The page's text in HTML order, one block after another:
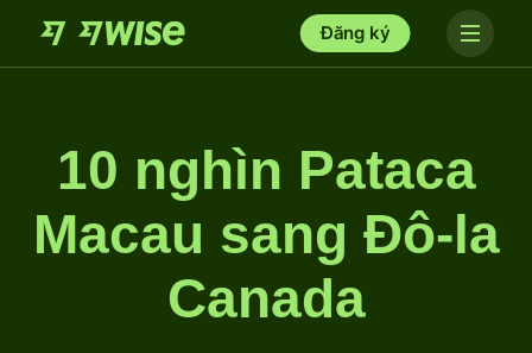
Đăng ký
10 nghìn Pataca
Macau sang Đô-la
Canada